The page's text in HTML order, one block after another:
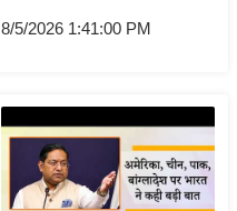
8/5/2026 1:41:00 PM